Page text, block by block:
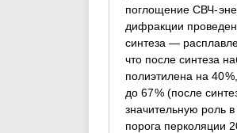
поглощение СВЧ-
дифракции
синтеза —
что после синтеза
полиэтилена на 40
до 67 % (после
значительную роль
порога перколяции